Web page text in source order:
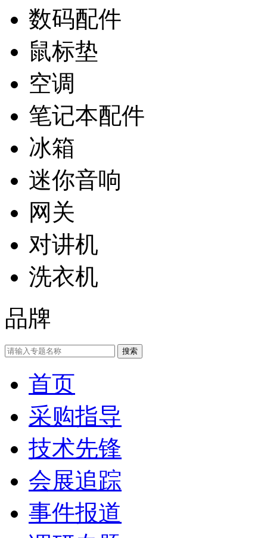
数码配件
鼠标垫
空调
笔记本配件
冰箱
迷你音响
网关
对讲机
洗衣机
品牌
首页
采购指导
技术先锋
会展追踪
事件报道